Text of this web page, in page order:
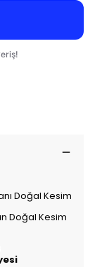
Doğal Kesim
Doğal Kesim